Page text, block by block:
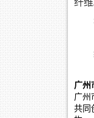
纤维
广州
广州
共同